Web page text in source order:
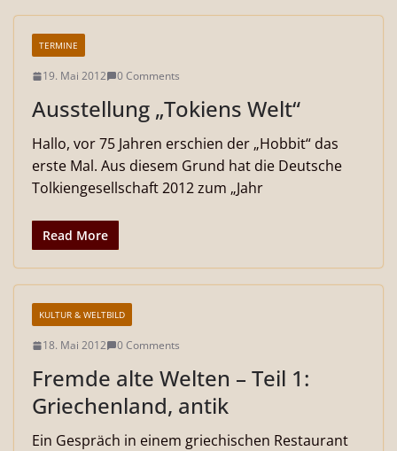
TERMINE
19. Mai 2012 0 Comments
Ausstellung „Tokiens Welt“
Hallo, vor 75 Jahren erschien der „Hobbit“ das
erste Mal. Aus diesem Grund hat die Deutsche
Tolkiengesellschaft 2012 zum „Jahr
Read More
KULTUR & WELTBILD
18. Mai 2012 0 Comments
Fremde alte Welten – Teil 1:
Griechenland, antik
Ein Gespräch in einem griechischen Restaurant